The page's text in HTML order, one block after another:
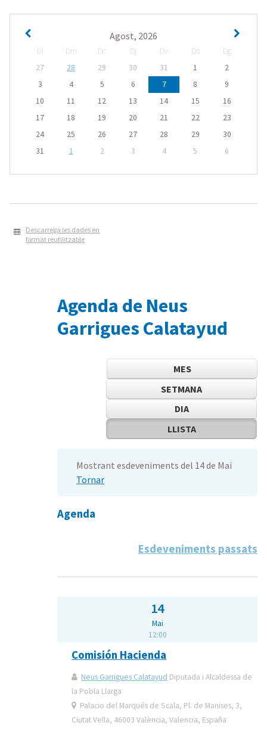
Agost, 2026
Dl Dm Dc Dj Dv Ds
Dg
27
28 29 30 31 1
2
3
4 5 6 7 8
9
10
11 12 13 14 15
16
17
18 19 20 21 22
23
24
25 26 27 28 29
30
31
1 2 3 4 5 6
Descarrega les dades en
format reutilitzable
Agenda de Neus
Garrigues Calatayud
MES
SETMANA
DIA
LLISTA
Mostrant esdeveniments del 14 de Mai
Tornar
Agenda
Esdeveniments passats
14
Mai
12:00
Comisión Hacienda
Neus Garrigues Calatayud Diputada i Alcaldessa de
la Pobla Llarga
Palacio del Marqués de Scala, Pl. de Manises, 3,
Ciutat Vella, 46003 València, Valencia, España